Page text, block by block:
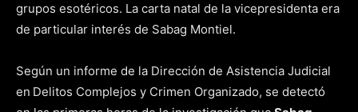
grupos esotéricos. La carta natal de la vicepresidenta era
de particular interés de Sabag Montiel.
Según un informe de la Dirección de Asistencia Judicial
en Delitos Complejos y Crimen Organizado, se detectó